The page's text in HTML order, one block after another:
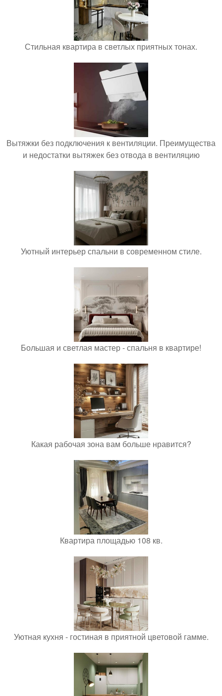
Стильная квартира в светлых приятных тонах.
Вытяжки без подключения к вентиляции. Преимущества
и недостатки вытяжек без отвода в вентиляцию
Уютный интерьер спальни в современном стиле.
Большая и светлая мастер - спальня в квартире!
Какая рабочая зона вам больше нравится?
Квартира площадью 108 кв.
Уютная кухня - гостиная в приятной цветовой гамме.